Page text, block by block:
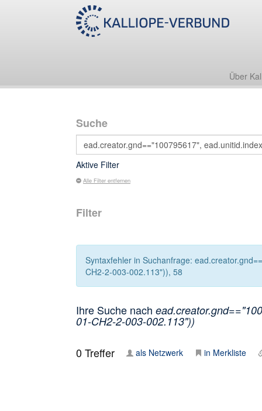
Über
Suche
Aktive Filter
Alle Filter entfernen
Filter
Syntaxfehler in Suchanfrage:
CH2-2-003-002.113")), 58
Ihre Suche nach
01-CH2-2-003-002.113"))
0Treffer als Netzwerk in Merkliste